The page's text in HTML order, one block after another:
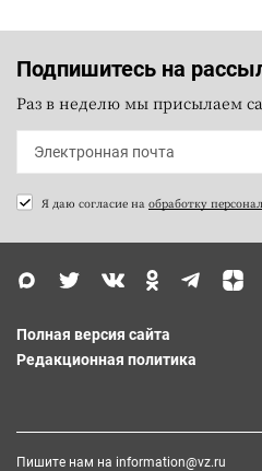
Подпишитесь на
Раз в неделю мы присылаем
Я даю согласие на обработку
Полная версия сайта
Редакционная политика
Пишите нам на information@vz.ru